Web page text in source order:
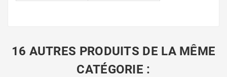
16 AUTRES PRODUITS DE LA MÊME
CATÉGORIE :